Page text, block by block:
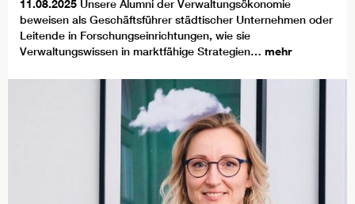
11.08.2025 Unsere Alumni der Verwaltungsökonomie
beweisen als Geschäftsführer städtischer Unternehmen oder
Leitende in Forschungseinrichtungen, wie sie
Verwaltungswissen in marktfähige Strategien… mehr